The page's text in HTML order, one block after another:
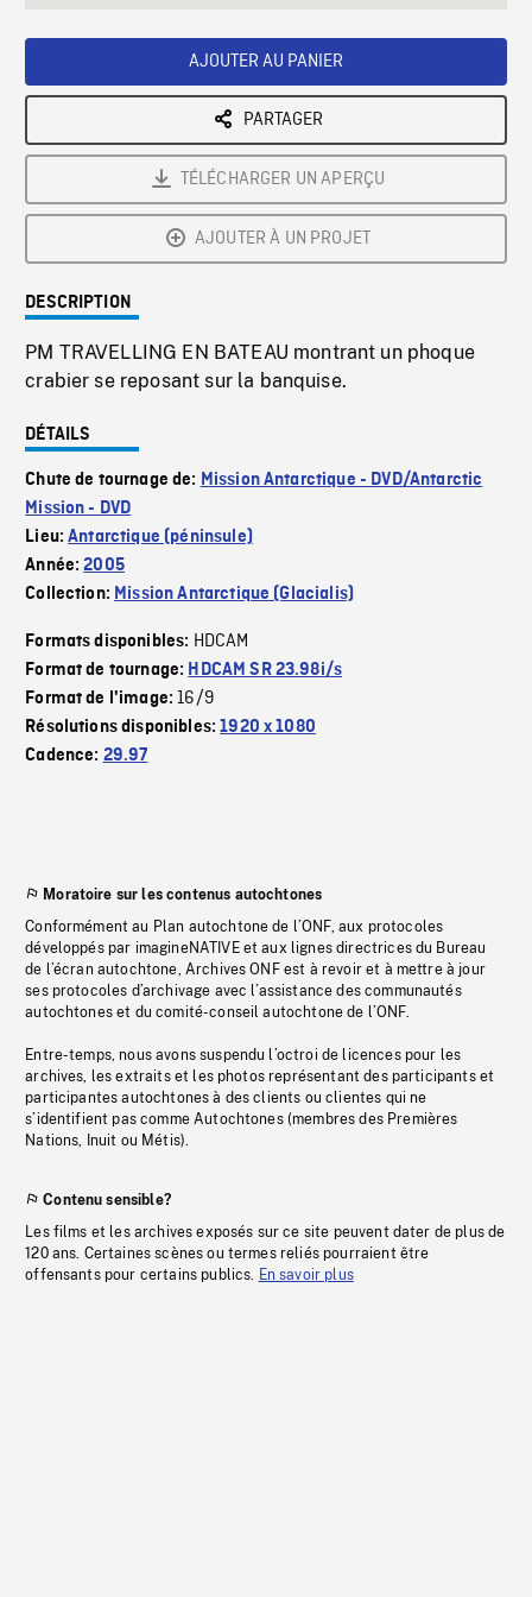
AJOUTER AU PANIER
PARTAGER
TÉLÉCHARGER UN APERÇU
AJOUTER À UN PROJET
DESCRIPTION
PM TRAVELLING EN BATEAU montrant un phoque
crabier se reposant sur la banquise.
DÉTAILS
Chute de tournage de: Mission Antarctique - DVD/Antarctic
Mission - DVD
Lieu:Antarctique (péninsule)
Année:2005
Collection: Mission Antarctique (Glacialis)
Formats disponibles: HDCAM
Format de tournage: HDCAM SR 23.98i/s
Format de l'image:16/9
Résolutions disponibles:1920 x 1080
Cadence: 29.97
Moratoire sur les contenus autochtones
Conformément au Plan autochtone de l’ONF, aux protocoles
développés par imagineNATIVE et aux lignes directrices du Bureau
de l’écran autochtone, Archives ONF est à revoir et à mettre à jour
ses protocoles d’archivage avec l’assistance des communautés
autochtones et du comité-conseil autochtone de l’ONF.
Entre-temps, nous avons suspendu l’octroi de licences pour les
archives, les extraits et les photos représentant des participants et
participantes autochtones à des clients ou clientes qui ne
s’identifient pas comme Autochtones (membres des Premières
Nations, Inuit ou Métis).
Contenu sensible?
Les films et les archives exposés sur ce site peuvent dater de plus de
120 ans. Certaines scènes ou termes reliés pourraient être
offensants pour certains publics. En savoir plus